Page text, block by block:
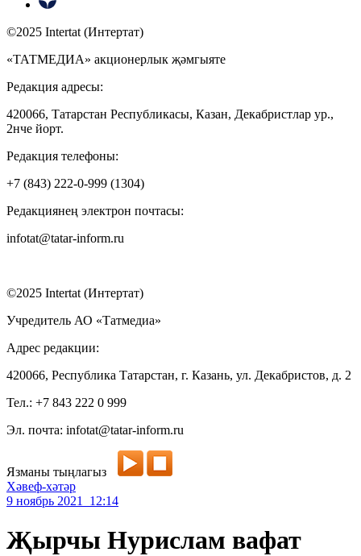
©2025 Intertat (Интертат)
«ТАТМЕДИА» акционерлык җәмгыяте
Редакция адресы:
420066, Татарстан Республикасы, Казан, Декабристлар ур.,
2нче йорт.
Редакция телефоны:
+7 (843) 222-0-999 (1304)
Редакциянең электрон почтасы:
infotat@tatar-inform.ru
©2025 Intertat (Интертат)
Учредитель АО «Татмедиа»
Адрес редакции:
420066, Республика Татарстан, г. Казань, ул. Декабристов, д. 2
Тел.: +7 843 222 0 999
Эл. почта: infotat@tatar-inform.ru
Язманы тыңлагыз
Хәвеф-хәтәр
9 ноябрь 2021 12:14
Җырчы Нурислам вафат